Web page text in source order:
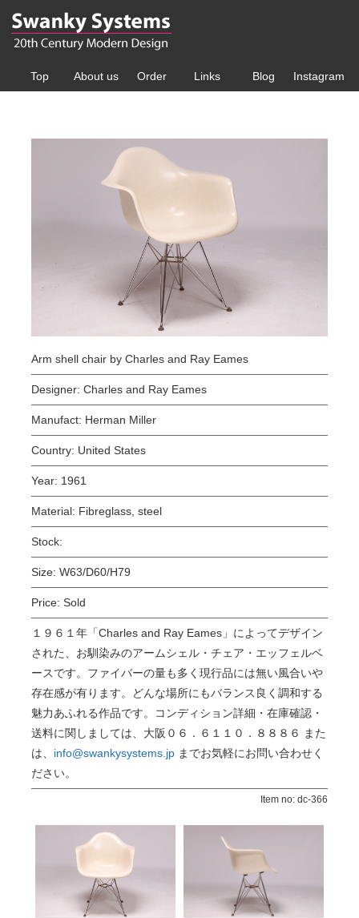
Top About us Order Links Blog Instagram
Arm shell chair by Charles and Ray Eames
Designer: Charles and Ray Eames
Manufact: Herman Miller
Country: United States
Year: 1961
Material: Fibreglass, steel
Stock:
Size: W63/D60/H79
Price: Sold
１９６１年「Charles and Ray Eames」によってデザイン
された、お馴染みのアームシェル・チェア・エッフェルベ
ースです。ファイバーの量も多く現行品には無い風合いや
存在感が有ります。どんな場所にもバランス良く調和する
魅力あふれる作品です。コンディション詳細・在庫確認・
送料に関しましては、大阪０６．６１１０．８８８６ また
は、 info@swankysystems.jp までお気軽にお問い合わせく
ださい。
Item no: dc-366